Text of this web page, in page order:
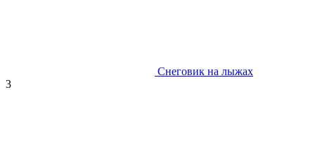
Снеговик на лыжах
3